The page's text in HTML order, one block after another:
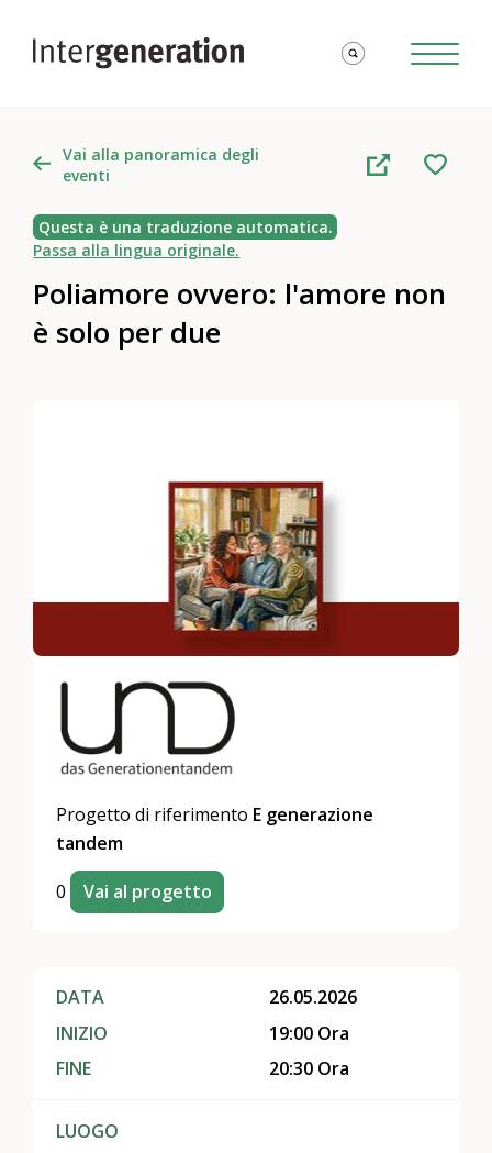
Vai alla panoramica degli
eventi
Questa è una traduzione automatica.
Passa alla lingua originale.
Poliamore ovvero: l'amore non
è solo per due
Progetto di riferimento E generazione
tandem
0 Vai al progetto
DATA
INIZIO
FINE
26.05.2026
19:00 Ora
20:30 Ora
LUOGO